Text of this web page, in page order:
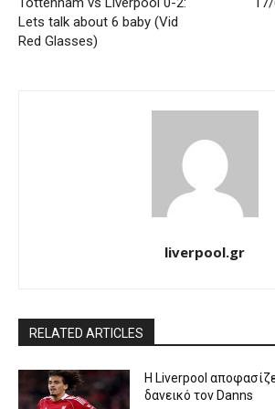
Lets talk about 6 baby (Vid
Red Glasses)
liverpool.gr
RELATED ARTICLES
Η Liverpool
δανεικό τον Danns